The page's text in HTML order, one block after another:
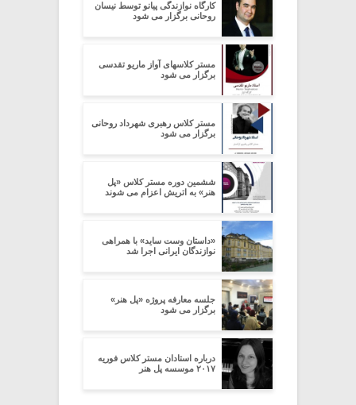
کارگاه نوازندگی پیانو توسط نیسان
روحانی برگزار می شود
مستر کلاسهای آواز ماریو تقدسی
برگزار می شود
مستر کلاس رهبری شهرداد روحانی
برگزار می شود
ششمین دوره مستر کلاس «پل
هنر» به اتریش اعزام می شوند
«داستان وست ساید» با همراهی
نوازندگان ایرانی اجرا شد
جلسه معارفه پروژه «پل هنر»
برگزار می شود
درباره استادان مستر کلاس فوریه
۲۰۱۷ موسسه پل هنر